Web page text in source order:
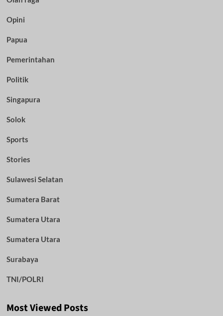
Opini
Papua
Pemerintahan
Politik
Singapura
Solok
Sports
Stories
Sulawesi Selatan
Sumatera Barat
Sumatera Utara
Sumatera Utara
Surabaya
TNI/POLRI
Most Viewed Posts